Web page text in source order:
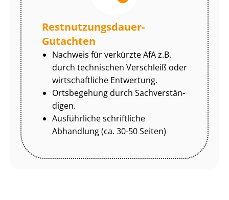
Rest­nut­zungs­dau­er-
Gutachten
Nachweis für verkürzte AfA z.B.
durch technischen Verschleiß oder
wirtschaftliche Entwertung.
Ortsbegehung durch Sach­ver­stän­
di­gen.
Ausführliche schriftliche
Abhandlung (ca. 30-50 Seiten)